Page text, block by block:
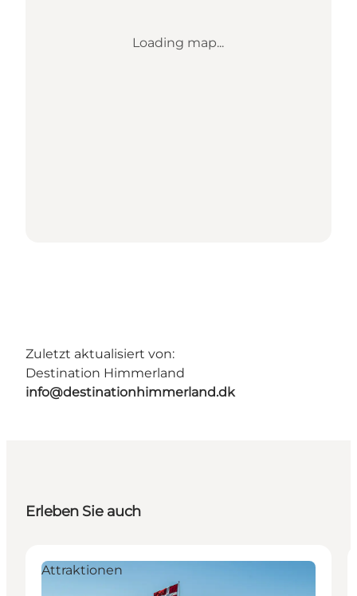
Loading map...
Zuletzt aktualisiert von:
Destination Himmerland
info@destinationhimmerland.dk
Erleben Sie auch
Attraktionen